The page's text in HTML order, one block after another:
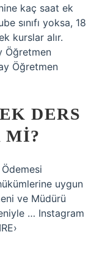
kaç saat ek
sınıfı yoksa, 18
kurslar alır.
Öğretmen
Öğretmen
DERS
MI?
uygun
ve Müdürü
… Instagram